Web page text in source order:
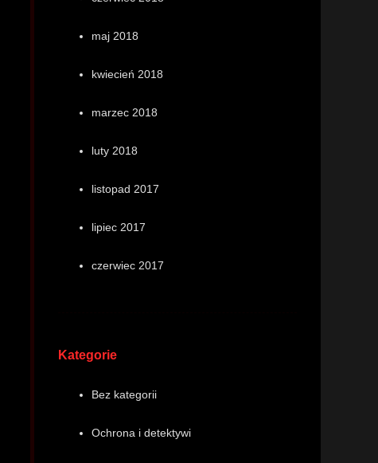
maj 2018
kwiecień 2018
marzec 2018
luty 2018
listopad 2017
lipiec 2017
czerwiec 2017
Kategorie
Bez kategorii
Ochrona i detektywi